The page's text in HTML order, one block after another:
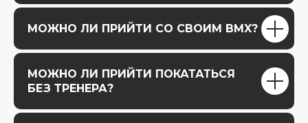
МОЖНО ЛИ ПРИЙТИ СО СВОИМ BMX?
МОЖНО ЛИ ПРИЙТИ ПОКАТАТЬСЯ
БЕЗ ТРЕНЕРА?